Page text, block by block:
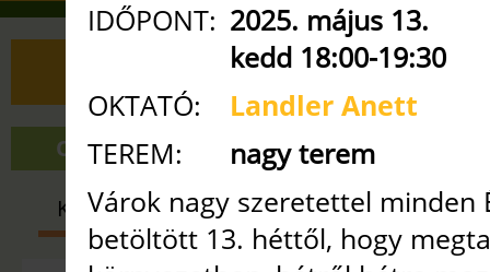
ÓRAREND
ONLINE ÓRÁK NAGY TEREM
KISMAMA BABA-MAMA
IDŐPONT: 2025. május 13.
kedd 18:00-19:30
OKTATÓ:
Landler Anett
TEREM:
nagy terem
Várok nagy szeretettel minden
betöltött 13. héttől, hogy